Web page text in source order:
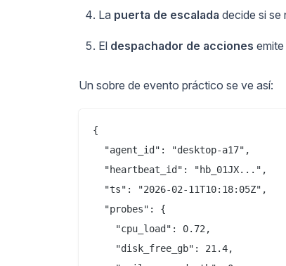
La puerta de escalada decide si se
El despachador de acciones
Un sobre de evento práctico se ve así:
{
  "agent_id": "desktop-a17",
  "heartbeat_id": "hb_01JX...",
  "ts": "2026-02-11T10:18:05Z",
  "probes": {
    "cpu_load": 0.72,
    "disk_free_gb": 21.4,